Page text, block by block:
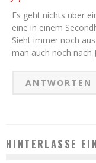
Es geht nichts über
eine in einem
Sieht immer noch
man auch noch nach
ANTWORTEN
HINTERLASSE